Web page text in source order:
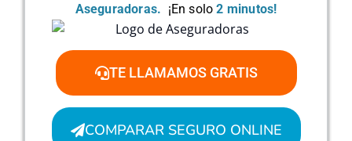
Aseguradoras. ¡En solo2 minutos!
TE LLAMAMOS GRATIS
COMPARAR SEGURO ONLINE